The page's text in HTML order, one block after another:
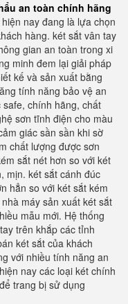
an toàn chính hãng
nay đang là lựa chọn
hàng. két sắt vân tay
gian an toàn trong xi
minh đem lại giải pháp
kế và sản xuất bằng
tính năng bảo vệ an
chính hãng, chất
sơn tĩnh điện cho màu
giác sần sần khi sờ
chất lượng được sơn
sắt nét hơn so với két
mịn. két sắt cánh đúc
hẳn so với két sắt kém
máy sản xuất két sắt
mẫu mới. Hệ thống
trên khắp các tỉnh
két sắt của khách
với nhiều tính năng an
nay các loại két chính
trang bị sử dụng